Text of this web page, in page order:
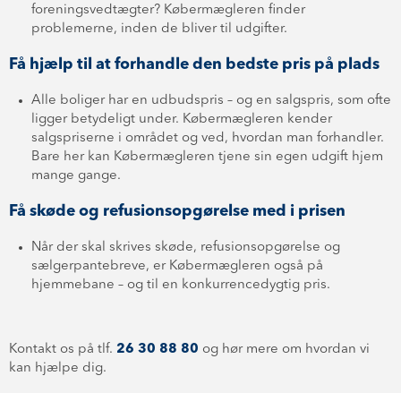
foreningsvedtægter? Købermægleren finder
problemerne, inden de bliver til udgifter.
Få hjælp til at forhandle den bedste pris på plads
Alle boliger har en udbudspris – og en salgspris, som ofte
ligger betydeligt under. Købermægleren kender
salgspriserne i området og ved, hvordan man forhandler.
Bare her kan Købermægleren tjene sin egen udgift hjem
mange gange.
Få skøde og refusionsopgørelse med i prisen
Når der skal skrives skøde, refusionsopgørelse og
sælgerpantebreve, er Købermægleren også på
hjemmebane – og til en konkurrencedygtig pris.
Kontakt os på tlf. 26 30 88 80 og hør mere om hvordan vi
kan hjælpe dig.